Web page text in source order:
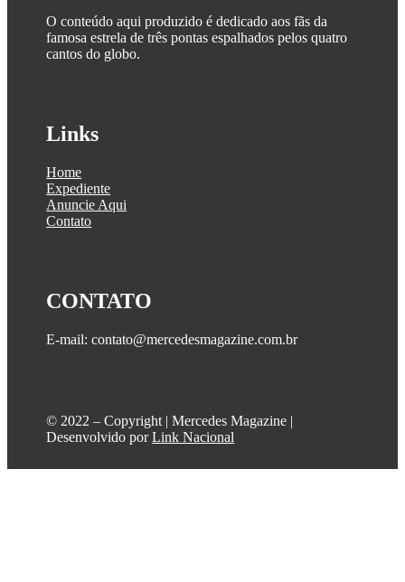
O conteúdo aqui produzido é dedicado aos fãs da
famosa estrela de três pontas espalhados pelos quatro
cantos do globo.
Links
Home
Expediente
Anuncie Aqui
Contato
CONTATO
E-mail: contato@mercedesmagazine.com.br
©️ 2022 – Copyright | Mercedes Magazine |
Desenvolvido porLink Nacional